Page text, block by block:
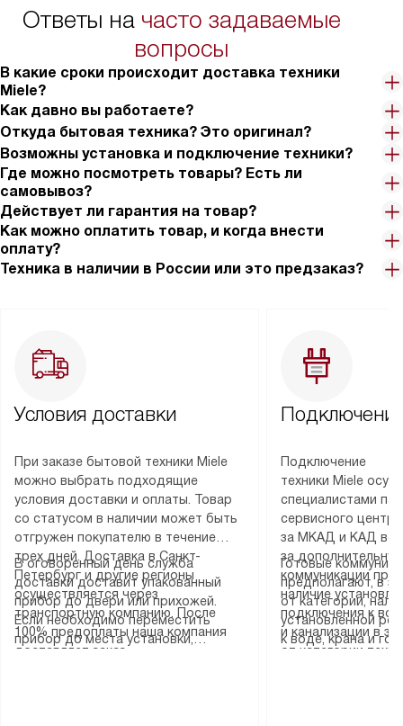
Ответы на часто задаваемые
вопросы
В какие сроки происходит доставка техники
Miele?
Как давно вы работаете?
Откуда бытовая техника? Это оригинал?
Возможны установка и подключение техники?
Где можно посмотреть товары? Есть ли
самовывоз?
Действует ли гарантия на товар?
Как можно оплатить товар, и когда внести
оплату?
Техника в наличии в России или это предзаказ?
Условия доставки
При заказе бытовой техники Miele
можно выбрать подходящие
условия доставки и оплаты. Товар
со статусом в наличии может быть
отгружен покупателю в течение
трех дней. Доставка в Санкт-
Петербург и другие регионы
осуществляется через
транспортную компанию. После
100% предоплаты наша компания
доставляет заказ
В оговоренный день служба
доставки доставит упакованный
прибор до двери или прихожей.
Если необходимо переместить
прибор до места установки,
Подключение
техники Miele
специалистами
сервисного
за МКАД и КАД
за
коммуникации
наличие
подключения к
и канализации в
от категории
Готовые
предполагают, в
от категории,
установленной
к воде, крана и